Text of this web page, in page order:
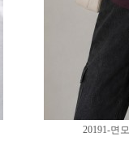
20191-면